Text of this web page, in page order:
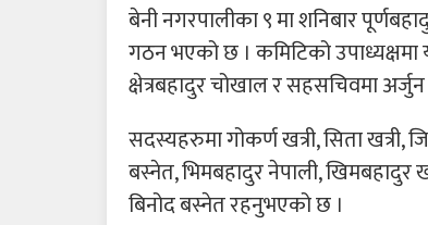
बेनी नगरपालीका ९ मा शनिबार
गठन भएको छ । कमिटिको उपाध्यक्षमा
क्षेत्रबहादुर चोखाल र सहसचिवमा
सदस्यहरुमा गोकर्ण खत्री, सिता खत्री,
बस्नेत, भिमबहादुर नेपाली, खिमबहादुर
बिनोद बस्नेत रहनुभएको छ ।